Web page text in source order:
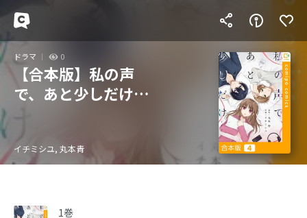
ドラマ 0
【合本版】私の声
で、あと少しだけ…
イチミシユ, 丸本青
1巻